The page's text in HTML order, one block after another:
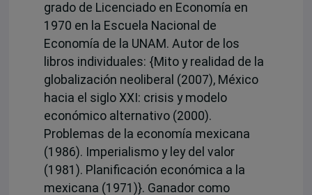
grado de Licenciado en Economía en
1970 en la Escuela Nacional de
Economía de la UNAM. Autor de los
libros individuales: {Mito y realidad de la
globalización neoliberal (2007), México
hacia el siglo XXI: crisis y modelo
económico alternativo (2000).
Problemas de la economía mexicana
(1986). Imperialismo y ley del valor
(1981). Planificación económica a la
mexicana (1971)}. Ganador como